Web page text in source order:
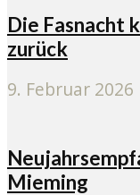
Die Fasnacht
zurück
9. Februar 2026
Mieming